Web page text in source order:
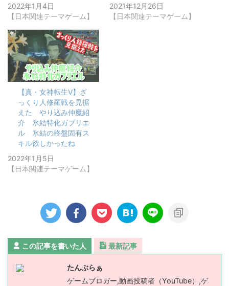
2022年1月4日
【日本関連テーマゲーム】
2021年12月26日
【日本関連テーマゲーム】
【真・女神転生Ⅴ】ざ
っくり人修羅戦を見据
えた やり込み仲魔紹
介 氷結特化ガブリエ
ル 氷結の終盤固有ス
キル欲しかったね
2022年1月5日
【日本関連テーマゲーム】
この記事を書いた人 最新記事
たんぶらぁ
ゲームブロガー,動画投稿者（YouTube）,ゲ